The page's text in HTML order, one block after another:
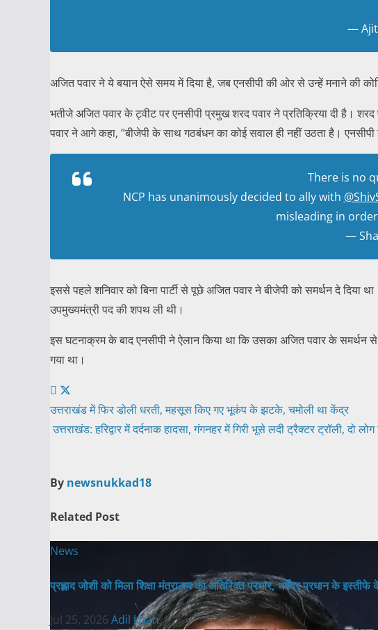
— Ajit
अजित पवार ने ये बयान ऐसे समय में दिया है, जब एनसीपी की ओर से उन्हें मनाने की
भतीजे अजित पवार के ट्वीट पर एनसीपी प्रमुख शरद पवार ने प्रतिक्रिया दी है।
पवार ने आगे कहा, “बीजेपी के साथ गठबंधन का कोई सवाल ही नहीं उठता है।
There is no
NCP has unanimously decided to ally with
misleading in
—
इससे पहले शनिवार को बिना पार्टी से पूछे अजित पवार ने बीजेपी को समर्थन दे
उपमुख्यमंत्री पद की शपथ ली थी।
इस घटनाक्रम के बाद एनसीपी ने ऐलान किया था कि उसका अजित पवार के समर्थन
गया था।
Post
navigation
उत्तराखंड में फिर डोली धरती, महसूस किए गए भूकंप के झटके, चमोली था केंद्र
उत्तराखंड: हरिद्वार में दर्दनाक हादसा, गंगनहर में गिरी भूसे लदी ट्रैक्टर ट्रॉली, दो
By newsnukkad18
Related Post
News
प्रह्लाद जोशी को मिला शिक्षा मंत्रालय का अतिरिक्त प्रभार, धर्मेंद्र प्रधान के
Jul 25, 2026 Adil khan